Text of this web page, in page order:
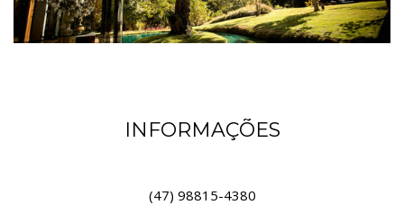
INFORMAÇÕES
(47) 98815-4380